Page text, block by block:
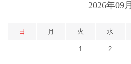
2026年09月
日 月 火 水
1 2